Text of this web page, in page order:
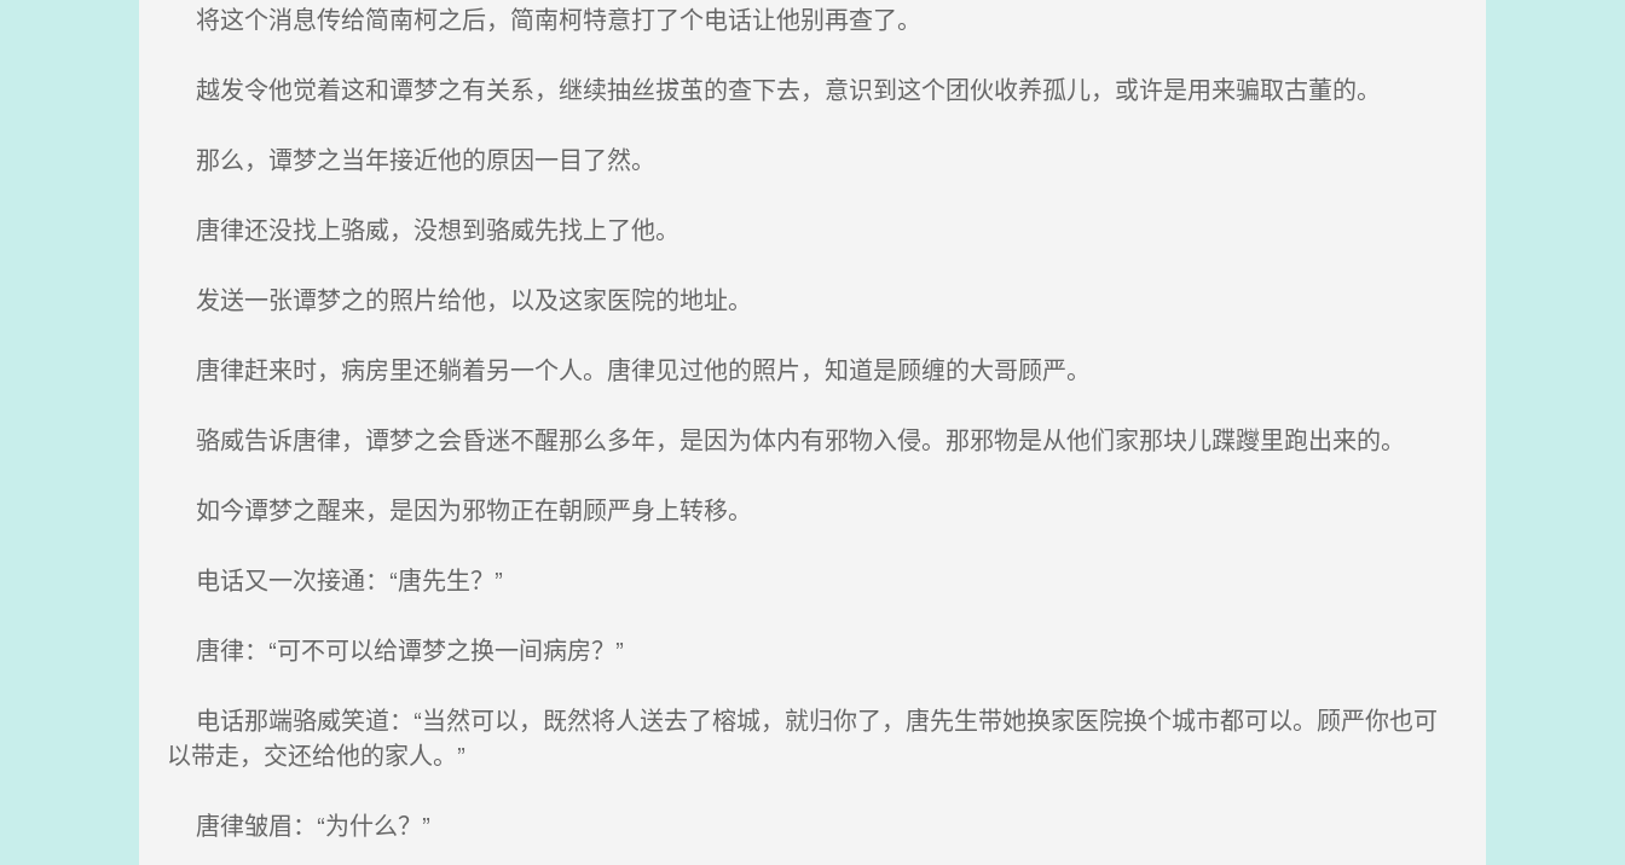
将这个消息传给简南柯之后，简南柯特意打了个电话让他别再查了。
越发令他觉着这和谭梦之有关系，继续抽丝拔茧的查下去，意识到这个团伙收养孤儿，或许是用来骗取古董的。
那么，谭梦之当年接近他的原因一目了然。
唐律还没找上骆威，没想到骆威先找上了他。
发送一张谭梦之的照片给他，以及这家医院的地址。
唐律赶来时，病房里还躺着另一个人。唐律见过他的照片，知道是顾缠的大哥顾严。
骆威告诉唐律，谭梦之会昏迷不醒那么多年，是因为体内有邪物入侵。那邪物是从他们家那块儿蹀躞里跑出来的。
如今谭梦之醒来，是因为邪物正在朝顾严身上转移。
电话又一次接通：“唐先生？”
唐律：“可不可以给谭梦之换一间病房？”
电话那端骆威笑道：“当然可以，既然将人送去了榕城，就归你了，唐先生带她换家医院换个城市都可以。顾严你也可
以带走，交还给他的家人。”
唐律皱眉：“为什么？”